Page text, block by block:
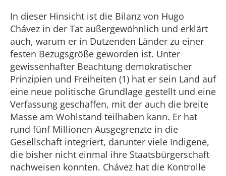
In dieser Hinsicht ist die Bilanz von Hugo
Chávez in der Tat außergewöhnlich und erklärt
auch, warum er in Dutzenden Länder zu einer
festen Bezugsgröße geworden ist. Unter
gewissenhafter Beachtung demokratischer
Prinzipien und Freiheiten (1) hat er sein Land auf
eine neue politische Grundlage gestellt und eine
Verfassung geschaffen, mit der auch die breite
Masse am Wohlstand teilhaben kann. Er hat
rund fünf Millionen Ausgegrenzte in die
Gesellschaft integriert, darunter viele Indigene,
die bisher nicht einmal ihre Staatsbürgerschaft
nachweisen konnten. Chávez hat die Kontrolle